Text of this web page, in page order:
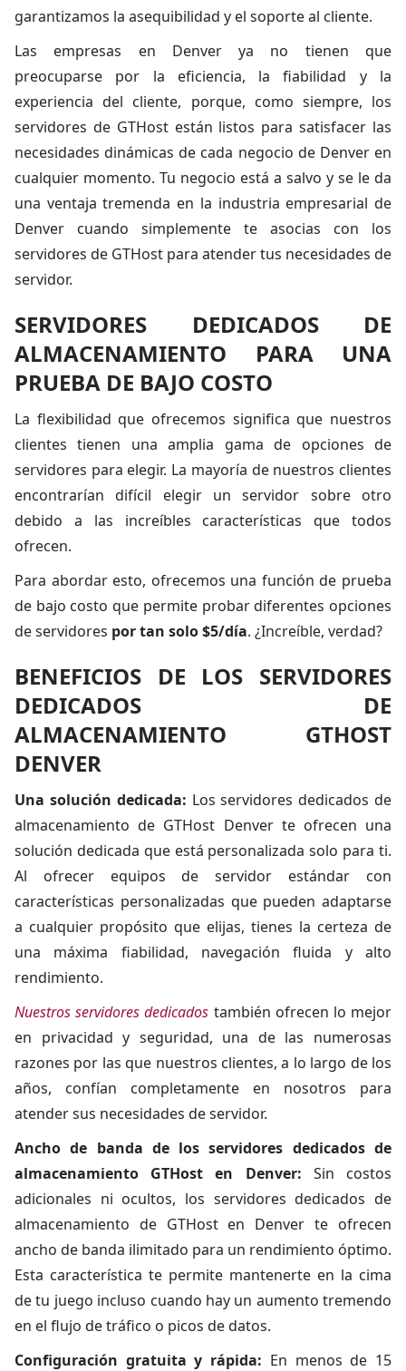
garantizamos la asequibilidad y el soporte al cliente.
Las empresas en Denver ya no tienen que
preocuparse por la eficiencia, la fiabilidad y la
experiencia del cliente, porque, como siempre, los
servidores de GTHost están listos para satisfacer las
necesidades dinámicas de cada negocio de Denver en
cualquier momento. Tu negocio está a salvo y se le da
una ventaja tremenda en la industria empresarial de
Denver cuando simplemente te asocias con los
servidores de GTHost para atender tus necesidades de
servidor.
SERVIDORES DEDICADOS DE
ALMACENAMIENTO PARA UNA
PRUEBA DE BAJO COSTO
La flexibilidad que ofrecemos significa que nuestros
clientes tienen una amplia gama de opciones de
servidores para elegir. La mayoría de nuestros clientes
encontrarían difícil elegir un servidor sobre otro
debido a las increíbles características que todos
ofrecen.
Para abordar esto, ofrecemos una función de prueba
de bajo costo que permite probar diferentes opciones
de servidores por tan solo $5/día. ¿Increíble, verdad?
BENEFICIOS DE LOS SERVIDORES
DEDICADOS DE
ALMACENAMIENTO GTHOST
DENVER
Una solución dedicada: Los servidores dedicados de
almacenamiento de GTHost Denver te ofrecen una
solución dedicada que está personalizada solo para ti.
Al ofrecer equipos de servidor estándar con
características personalizadas que pueden adaptarse
a cualquier propósito que elijas, tienes la certeza de
una máxima fiabilidad, navegación fluida y alto
rendimiento.
Nuestros servidores dedicados también ofrecen lo mejor
en privacidad y seguridad, una de las numerosas
razones por las que nuestros clientes, a lo largo de los
años, confían completamente en nosotros para
atender sus necesidades de servidor.
Ancho de banda de los servidores dedicados de
almacenamiento GTHost en Denver: Sin costos
adicionales ni ocultos, los servidores dedicados de
almacenamiento de GTHost en Denver te ofrecen
ancho de banda ilimitado para un rendimiento óptimo.
Esta característica te permite mantenerte en la cima
de tu juego incluso cuando hay un aumento tremendo
en el flujo de tráfico o picos de datos.
Configuración gratuita y rápida: En menos de 15